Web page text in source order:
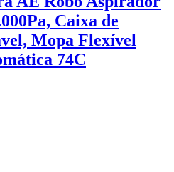
Caixa de
Mopa Flexível
74C